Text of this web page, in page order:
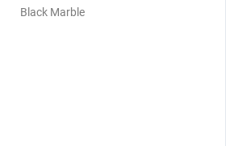
Black Marble